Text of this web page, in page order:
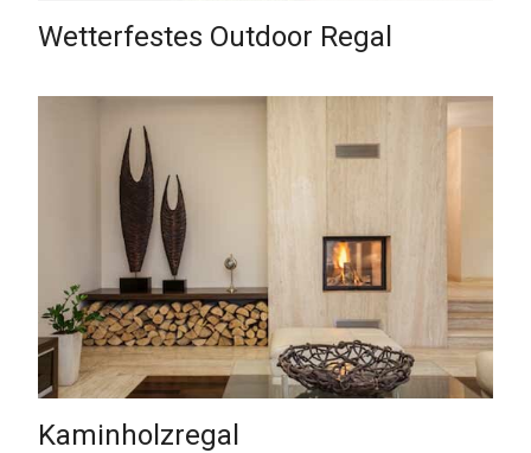
Wetterfestes Outdoor Regal
Kaminholzregal